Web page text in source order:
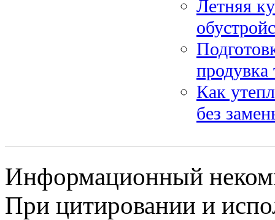
Летняя
продувка
Как
без
Информационный
При цитировании и